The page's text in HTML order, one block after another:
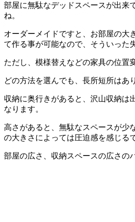
部屋に無駄なデッドスペースが出来
ね。
オーダーメイドですと、お部屋の大
て作る事が可能なので、そういった
ただし、模様替えなどの家具の位置
どの方法を選んでも、長所短所はあ
収納に奥行きがあると、沢山収納は
なります。
高さがあると、無駄なスペースが少
の大きさによっては圧迫感を感じる
部屋の広さ、収納スペースの広さの